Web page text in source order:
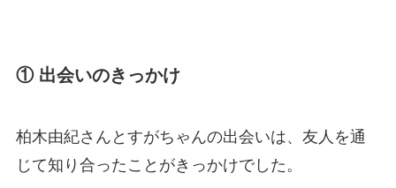
① 出会いのきっかけ
柏木由紀さんとすがちゃんの出会いは、友人を通
じて知り合ったことがきっかけでした。